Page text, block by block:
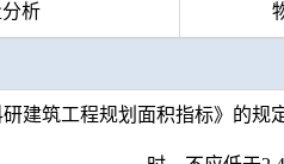
析
建筑工程规划面积指标》的